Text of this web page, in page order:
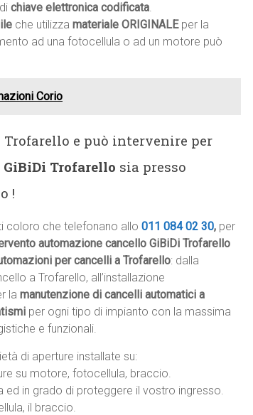
chiave elettronica codificata.
che utilizza materiale ORIGINALEper la
ad una fotocellula o ad un motore può
Corio
e può intervenire per
Trofarello sia presso
!
coloro che telefonano allo 011 084 02 30, per
automazione cancello GiBiDi Trofarello
per cancelli a Trofarello: dalla
a Trofarello, all’installazione
la manutenzione di cancelli automatici a
per ogni tipo di impianto con la massima
e funzionali.
di aperture installate su:
su motore, fotocellula, braccio.
in grado di proteggere il vostro ingresso.
il braccio.